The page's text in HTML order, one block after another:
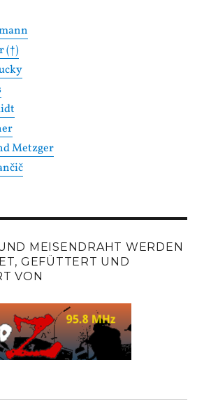
(†)
Metzger
MEISENDRAHT WERDEN
GEFÜTTERT UND
VON